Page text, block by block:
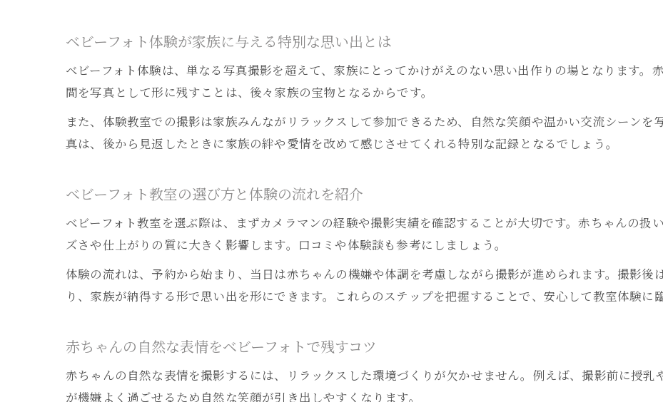
ベビーフォトでしか味わえない体験の魅力
東海市で心に残るベビーフォトを叶えるコツ
東海市で人気のベビーフォト体験の選び方
東海市周辺のベビーフォト体験教室の特徴を解説
家族の宝物になる写真教室選びのポイント
家族に最適なベビーフォト体験教室の選び方
ベビーフォト体験が家族に与える特別な思い出とは
ベビーフォト体験は、単なる写真撮影を超えて、家族にとってかけがえのない思い出作りの場となります。
間を写真として形に残すことは、後々家族の宝物となるからです。
また、体験教室での撮影は家族みんながリラックスして参加できるため、自然な笑顔や温かい交流シーンを
真は、後から見返したときに家族の絆や愛情を改めて感じさせてくれる特別な記録となるでしょう。
ベビーフォト教室の選び方と体験の流れを紹介
ベビーフォト教室を選ぶ際は、まずカメラマンの経験や撮影実績を確認することが大切です。赤ちゃんの扱
ズさや仕上がりの質に大きく影響します。口コミや体験談も参考にしましょう。
体験の流れは、予約から始まり、当日は赤ちゃんの機嫌や体調を考慮しながら撮影が進められます。撮影後
り、家族が納得する形で思い出を形にできます。これらのステップを把握することで、安心して教室体験に臨
赤ちゃんの自然な表情をベビーフォトで残すコツ
赤ちゃんの自然な表情を撮影するには、リラックスした環境づくりが欠かせません。例えば、撮影前に授
が機嫌よく過ごせるため自然な笑顔が引き出しやすくなります。